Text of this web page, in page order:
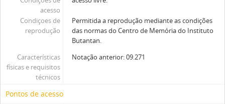
acesso
Condiçoes de
reprodução
Permitida a reprodução mediante as condições
das normas do Centro de Memória do Instituto
Butantan.
Características
físicas e requisitos
técnicos
Notação anterior: 09.271
Pontos de acesso